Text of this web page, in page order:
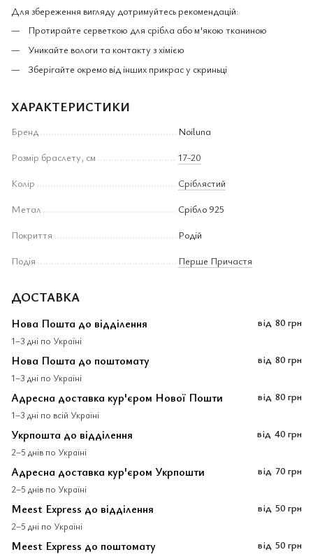
Для збереження вигляду дотримуйтесь рекомендацій:
Протирайте серветкою для срібла або м'якою тканиною
Уникайте вологи та контакту з хімією
Зберігайте окремо від інших прикрас у скриньці
ХАРАКТЕРИСТИКИ
Бренд
Noiluna
Розмір браслету, см
17-20
Колір
Сріблястий
Метал
Срібло 925
Покриття
Родій
Подія
Перше Причастя
ДОСТАВКА
Нова Пошта до відділення
1–3 дні по Україні
від 80 грн
Нова Пошта до поштомату
1–3 дні по Україні
від 80 грн
Адресна доставка кур'єром Нової Пошти
1–3 дні по всій Україні
від 80 грн
Укрпошта до відділення
2–5 днів по Україні
від 40 грн
Адресна доставка кур'єром Укрпошти
2–5 днів по Україні
від 70 грн
Meest Express до відділення
2–5 дні по Україні
від 50 грн
Meest Express до поштомату від 50 грн